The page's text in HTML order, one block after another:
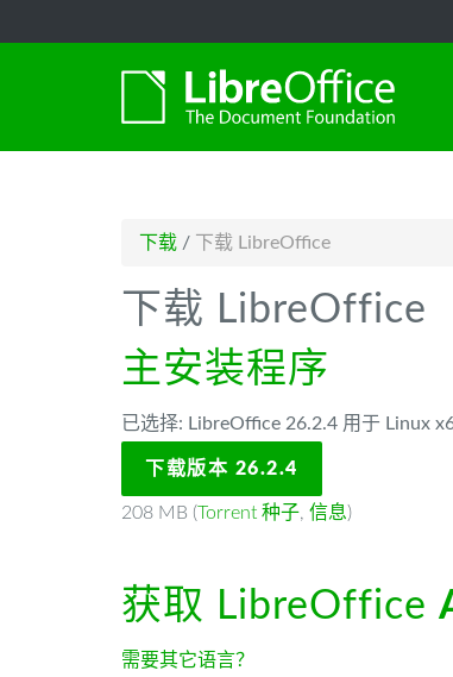
下载 / 下载 LibreOffice
下载 LibreOffice
主安装程序
已选择: LibreOffice 26.2.4 用于 Linux
下载版本 26.2.4
208 MB (Torrent 种子, 信息)
获取 LibreOffice
需要其它语言？